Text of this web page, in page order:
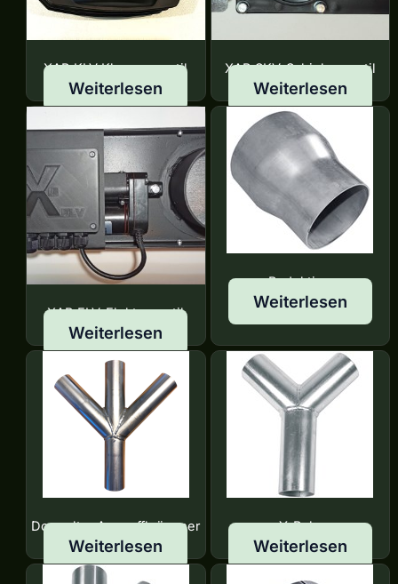
XAB KLV Klappenventil
Weiterlesen
XAB SKV-Schieberventil
Weiterlesen
XAB ELV-Elektroventil
Weiterlesen
Reduktion
Weiterlesen
Doppelter Auspuffkrümmer
Weiterlesen
Y-Rohr
Weiterlesen